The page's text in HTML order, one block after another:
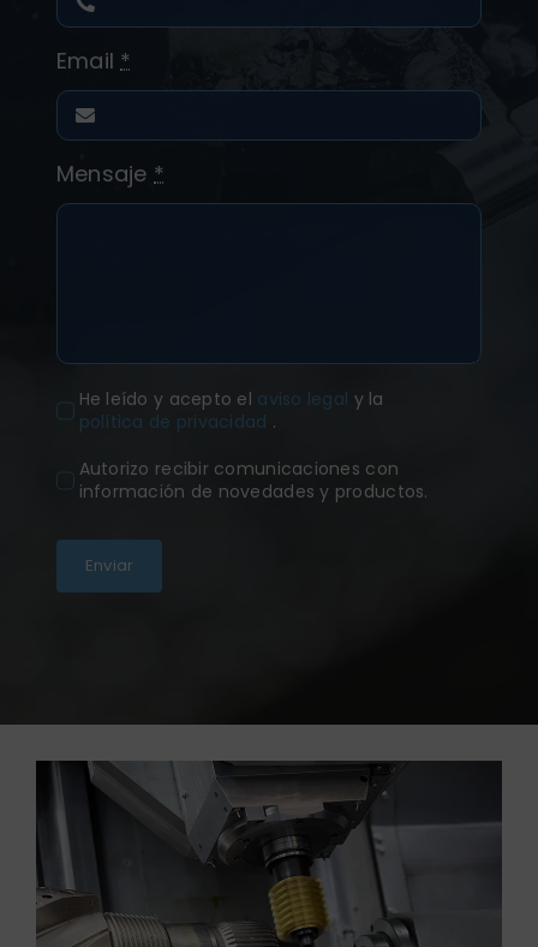
Email*
Mensaje*
He leído y acepto el aviso legal y la
política de privacidad .
Autorizo recibir comunicaciones con
información de novedades y productos.
Enviar